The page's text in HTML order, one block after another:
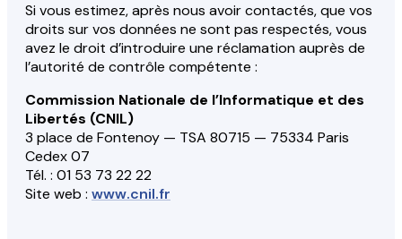
Si vous estimez, après nous avoir contactés, que vos
droits sur vos données ne sont pas respectés, vous
avez le droit d’introduire une réclamation auprès de
l’autorité de contrôle compétente :
Commission Nationale de l’Informatique et des
Libertés (CNIL)
3 place de Fontenoy — TSA 80715 — 75334 Paris
Cedex 07
Tél. : 01 53 73 22 22
Site web : www.cnil.fr